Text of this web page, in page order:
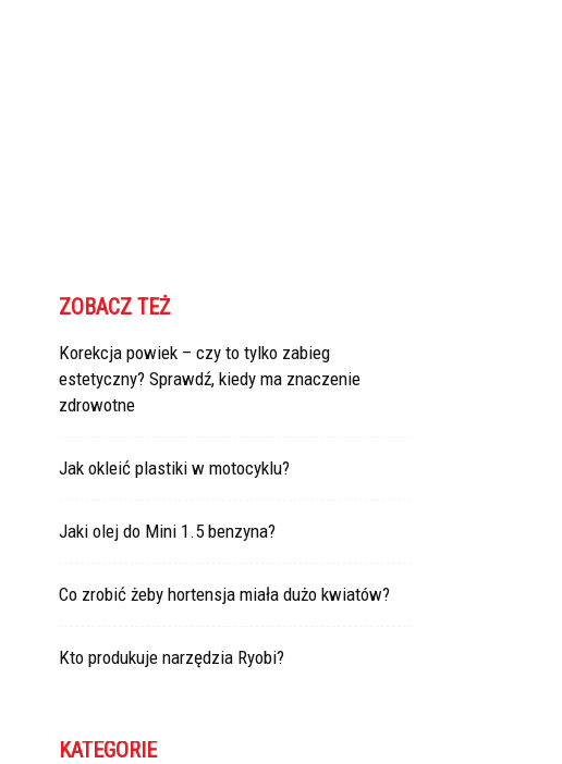
ZOBACZ TEŻ
Korekcja powiek – czy to tylko zabieg
estetyczny? Sprawdź, kiedy ma znaczenie
zdrowotne
Jak okleić plastiki w motocyklu?
Jaki olej do Mini 1.5 benzyna?
Co zrobić żeby hortensja miała dużo kwiatów?
Kto produkuje narzędzia Ryobi?
KATEGORIE